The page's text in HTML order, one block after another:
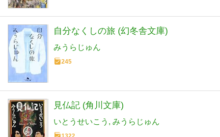
自分なくしの旅 (幻冬舎文庫)
みうらじゅん
245
見仏記 (角川文庫)
いとうせいこう みうらじゅん